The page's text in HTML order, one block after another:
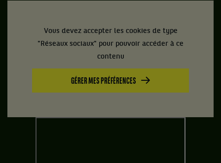
Vous devez accepter les cookies de type
"Réseaux sociaux" pour pouvoir accéder à ce
contenu
GÉRER MES PRÉFÉRENCES